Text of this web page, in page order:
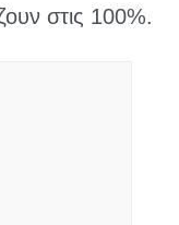
στις 100%.